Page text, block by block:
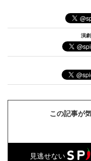
演
この記事が
見逃せない